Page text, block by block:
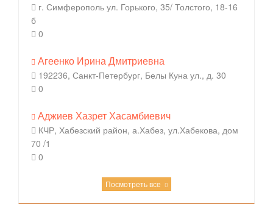
г. Симферополь ул. Горького, 35/ Толстого, 18-16
б
0
Агеенко Ирина Дмитриевна
192236, Санкт-Петербург, Белы Куна ул., д. 30
0
Аджиев Хазрет Хасамбиевич
КЧР, Хабезский район, а.Хабез, ул.Хабекова, дом
70 /1
0
Посмотреть все